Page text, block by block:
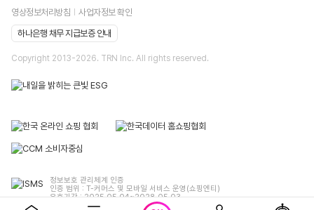
영상정보처리방침
사업자정보 확인
하나은행 채무 지급보증 안내
Copyright 2013-2026. TRN Inc. All rights reserved.
정보보호 관리체계 인증
인증 범위 : T-커머스 및 모바일 서비스 운영(쇼핑엔티)
유효기간 : 2025.05.04~2028.05.03